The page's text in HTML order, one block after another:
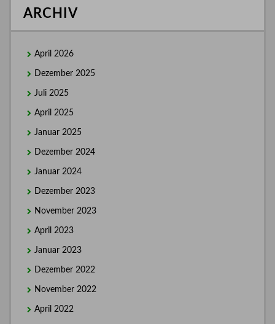
ARCHIV
April 2026
Dezember 2025
Juli 2025
April 2025
Januar 2025
Dezember 2024
Januar 2024
Dezember 2023
November 2023
April 2023
Januar 2023
Dezember 2022
November 2022
April 2022